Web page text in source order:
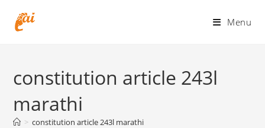
Menu
constitution article 243l
marathi
> constitution article 243l marathi